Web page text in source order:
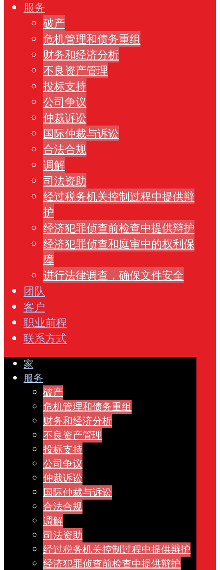
服务
破产
危机管理和债务重组
财务和经济分析
不良资产管理
投标支持
公司争议
仲裁诉讼
国际仲裁与诉讼
合法合规
调解
司法资助
经过税务机关控制过程中提供辩
护
经济犯罪侦查前检查中提供辩护
经济犯罪侦查和庭审中的权利保
障
进行法律调查，确保文件安全
团队
客户
职业前程
联系方式
家
服务
破产
危机管理和债务重组
财务和经济分析
不良资产管理
投标支持
公司争议
仲裁诉讼
国际仲裁与诉讼
合法合规
调解
司法资助
经过税务机关控制过程中提供辩护
经济犯罪侦查前检查中提供辩护